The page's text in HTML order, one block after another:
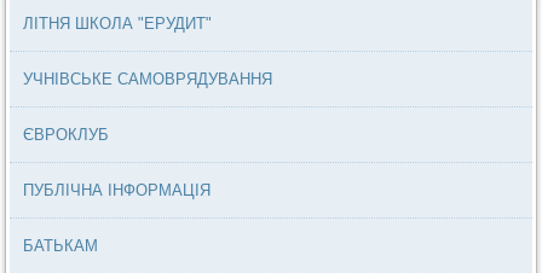
ЛІТНЯ ШКОЛА "ЕРУДИТ"
УЧНІВСЬКЕ САМОВРЯДУВАННЯ
ЄВРОКЛУБ
ПУБЛІЧНА ІНФОРМАЦІЯ
БАТЬКАМ